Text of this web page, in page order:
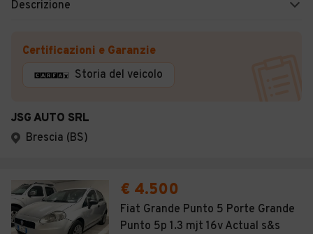
Descrizione
Certificazioni e Garanzie
Storia del veicolo
JSG AUTO SRL
Brescia (BS)
€ 4.500
Fiat Grande Punto 5 Porte Grande
Punto 5p 1.3 mjt 16v Actual s&s